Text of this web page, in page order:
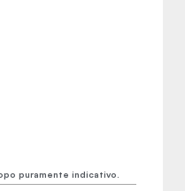
puramente indicativo.